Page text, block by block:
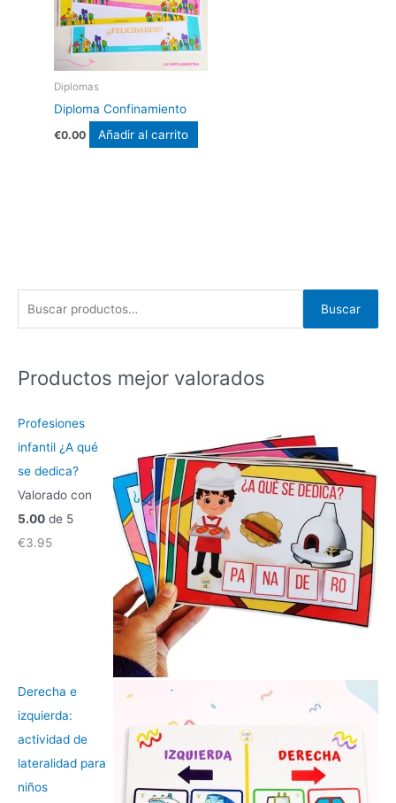
Diplomas
Diploma Confinamiento
€0.00 Añadir al carrito
c
r
p
o
r
:
Buscar
Productos mejor valorados
Profesiones
infantil ¿A qué
se dedica?
Valorado con
5.00 de 5
€3.95
Derecha e
izquierda:
actividad de
lateralidad para
niños